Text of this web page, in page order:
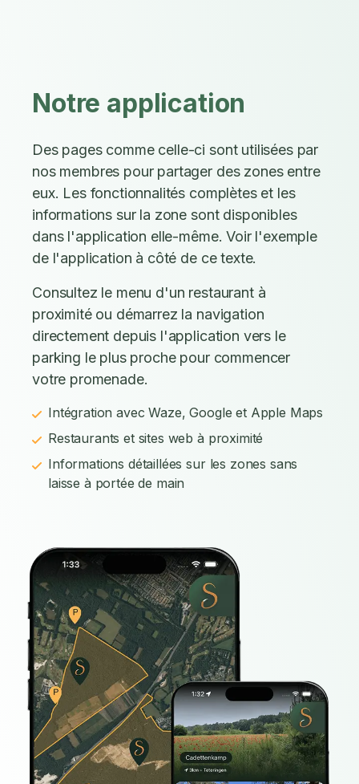
Notre application
Des pages comme celle-ci sont utilisées par
nos membres pour partager des zones entre
eux. Les fonctionnalités complètes et les
informations sur la zone sont disponibles
dans l'application elle-même. Voir l'exemple
de l'application à côté de ce texte.
Consultez le menu d'un restaurant à
proximité ou démarrez la navigation
directement depuis l'application vers le
parking le plus proche pour commencer
votre promenade.
Intégration avec Waze, Google et Apple Maps
Restaurants et sites web à proximité
Informations détaillées sur les zones sans
laisse à portée de main